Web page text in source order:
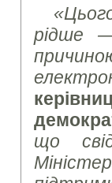
рідше
що